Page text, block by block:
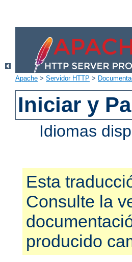
Apache > Servidor HTTP >
Iniciar y
Idiomas
Esta
Consulte la
producido